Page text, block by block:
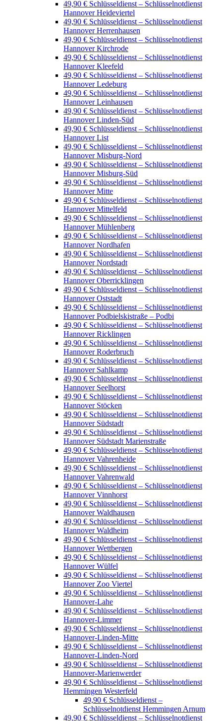
49,90 € Schlüsseldienst – Schlüsselnotdienst
Hannover Heideviertel
49,90 € Schlüsseldienst – Schlüsselnotdienst
Hannover Herrenhausen
49,90 € Schlüsseldienst – Schlüsselnotdienst
Hannover Kirchrode
49,90 € Schlüsseldienst – Schlüsselnotdienst
Hannover Kleefeld
49,90 € Schlüsseldienst – Schlüsselnotdienst
Hannover Ledeburg
49,90 € Schlüsseldienst – Schlüsselnotdienst
Hannover Leinhausen
49,90 € Schlüsseldienst – Schlüsselnotdienst
Hannover Linden-Süd
49,90 € Schlüsseldienst – Schlüsselnotdienst
Hannover List
49,90 € Schlüsseldienst – Schlüsselnotdienst
Hannover Misburg-Nord
49,90 € Schlüsseldienst – Schlüsselnotdienst
Hannover Misburg-Süd
49,90 € Schlüsseldienst – Schlüsselnotdienst
Hannover Mitte
49,90 € Schlüsseldienst – Schlüsselnotdienst
Hannover Mittelfeld
49,90 € Schlüsseldienst – Schlüsselnotdienst
Hannover Mühlenberg
49,90 € Schlüsseldienst – Schlüsselnotdienst
Hannover Nordhafen
49,90 € Schlüsseldienst – Schlüsselnotdienst
Hannover Nordstadt
49,90 € Schlüsseldienst – Schlüsselnotdienst
Hannover Oberricklingen
49,90 € Schlüsseldienst – Schlüsselnotdienst
Hannover Oststadt
49,90 € Schlüsseldienst – Schlüsselnotdienst
Hannover Podbielskistraße – Podbi
49,90 € Schlüsseldienst – Schlüsselnotdienst
Hannover Ricklingen
49,90 € Schlüsseldienst – Schlüsselnotdienst
Hannover Roderbruch
49,90 € Schlüsseldienst – Schlüsselnotdienst
Hannover Sahlkamp
49,90 € Schlüsseldienst – Schlüsselnotdienst
Hannover Seelhorst
49,90 € Schlüsseldienst – Schlüsselnotdienst
Hannover Stöcken
49,90 € Schlüsseldienst – Schlüsselnotdienst
Hannover Südstadt
49,90 € Schlüsseldienst – Schlüsselnotdienst
Hannover Südstadt Marienstraße
49,90 € Schlüsseldienst – Schlüsselnotdienst
Hannover Vahrenheide
49,90 € Schlüsseldienst – Schlüsselnotdienst
Hannover Vahrenwald
49,90 € Schlüsseldienst – Schlüsselnotdienst
Hannover Vinnhorst
49,90 € Schlüsseldienst – Schlüsselnotdienst
Hannover Waldhausen
49,90 € Schlüsseldienst – Schlüsselnotdienst
Hannover Waldheim
49,90 € Schlüsseldienst – Schlüsselnotdienst
Hannover Wettbergen
49,90 € Schlüsseldienst – Schlüsselnotdienst
Hannover Wülfel
49,90 € Schlüsseldienst – Schlüsselnotdienst
Hannover Zoo Viertel
49,90 € Schlüsseldienst – Schlüsselnotdienst
Hannover-Lahe
49,90 € Schlüsseldienst – Schlüsselnotdienst
Hannover-Limmer
49,90 € Schlüsseldienst – Schlüsselnotdienst
Hannover-Linden-Mitte
49,90 € Schlüsseldienst – Schlüsselnotdienst
Hannover-Linden-Nord
49,90 € Schlüsseldienst – Schlüsselnotdienst
Hannover-Marienwerder
49,90 € Schlüsseldienst – Schlüsselnotdienst
Hemmingen Westerfeld
49,90 € Schlüsseldienst –
Schlüsselnotdienst Hemmingen Arnum
49,90 € Schlüsseldienst – Schlüsselnotdienst